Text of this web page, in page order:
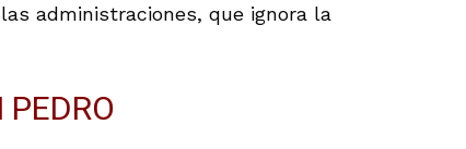
administraciones, que ignora la